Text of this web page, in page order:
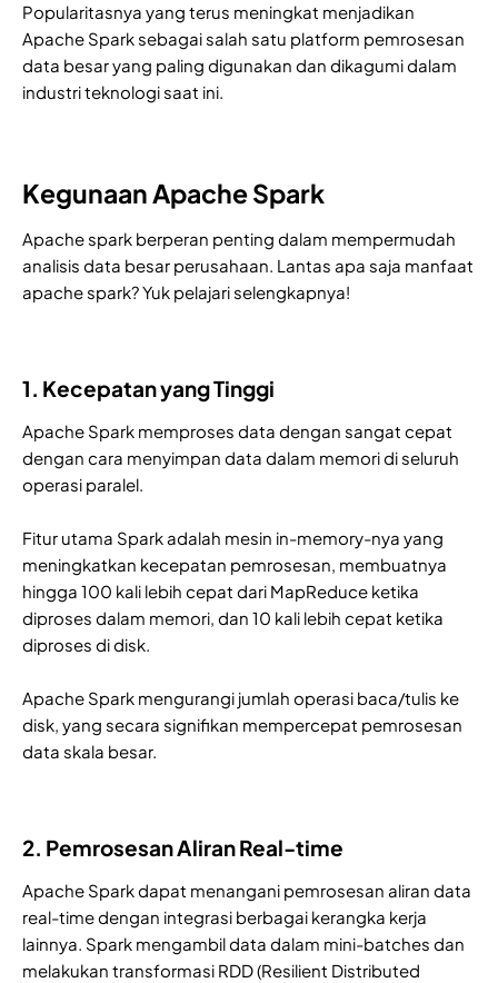
Popularitasnya yang terus meningkat menjadikan
Apache Spark sebagai salah satu platform pemrosesan
data besar yang paling digunakan dan dikagumi dalam
industri teknologi saat ini.
Kegunaan Apache Spark
Apache spark berperan penting dalam mempermudah
analisis data besar perusahaan. Lantas apa saja manfaat
apache spark? Yuk pelajari selengkapnya!
1. Kecepatan yang Tinggi
Apache Spark memproses data dengan sangat cepat
dengan cara menyimpan data dalam memori di seluruh
operasi paralel.
Fitur utama Spark adalah mesin in-memory-nya yang
meningkatkan kecepatan pemrosesan, membuatnya
hingga 100 kali lebih cepat dari MapReduce ketika
diproses dalam memori, dan 10 kali lebih cepat ketika
diproses di disk.
Apache Spark mengurangi jumlah operasi baca/tulis ke
disk, yang secara signifikan mempercepat pemrosesan
data skala besar.
2. Pemrosesan Aliran Real-time
Apache Spark dapat menangani pemrosesan aliran data
real-time dengan integrasi berbagai kerangka kerja
lainnya. Spark mengambil data dalam mini-batches dan
melakukan transformasi RDD (Resilient Distributed